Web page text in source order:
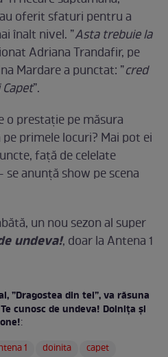
oferit sfaturi pentru a
înalt nivel. ”Asta trebuie la
Adriana Trandafir, pe
Mardare a punctat: ”cred
”.
o prestație pe măsura
primele locuri? Mai pot ei
față de celelate
se anunță show pe scena
un nou sezon al super
undeva!, doar la Antena 1
”Dragostea din tei”, va răsuna
cunosc de undeva!​ Doinița și
:
1 doinita capet